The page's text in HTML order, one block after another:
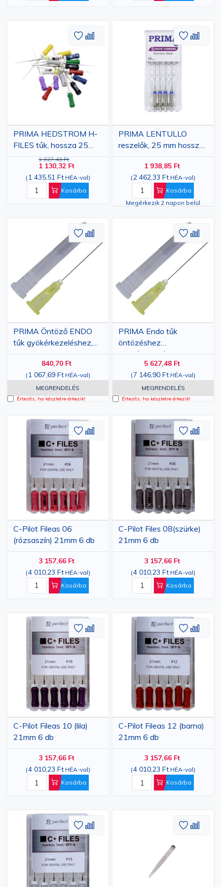
PRIMA HEDSTROM H-
FILES tűk, hossza 25
mm, 6 db
1 130,32 Ft
1 327,43 Ft
( 1 435,51 Ft HÉA-val)
Kosárba
Hozzáadás
kívánságlistához
Hozzáadás
összehasonlításhoz
PRIMA LENTULLO
reszelők, 25 mm hosszú,
4 darab
1 938,85 Ft
(2 462,33 Ft HÉA-val)
Kosárba
Megérkezik 2 napon belül
PRIMA Öntöző ENDO
tűk gyökérkezeléshez,
10 darab
840,70 Ft
( 1 067,69 Ft HÉA-val)
MEGRENDELÉS
Hozzáadás
kívánságlistához
Hozzáadás
az
összehasonlításhoz
Értesíts, ha készletre érkezik!
PRIMA Endo tűk
öntözéshez
gyökérkezeléshez, 100
5 627,48 Ft
(7 146,90 Ft HÉA-val)
MEGRENDELÉS
az
Értesíts, ha készletre érkezik!
C-Pilot Fileas 06
(rózsaszín) 21mm 6 db
3 157,66 Ft
(4 010,23 Ft HÉA-val)
Kosárba
Hozzáadás
a
kívánságlistához
Hozzáadás
összehasonlításhoz
C-Pilot Files 08(szürke)
21mm 6 db
3 157,66 Ft
(4 010,23 Ft HÉA-val)
Kosárba
a
C-Pilot Fileas 10 (lila)
21mm 6 db
3 157,66 Ft
(4 010,23 Ft HÉA-val)
Kosárba
Hozzáadás
a
kívánságlistához
Hozzáadás
összehasonlításhoz
C-Pilot Fileas 12 (barna)
21mm 6 db
3 157,66 Ft
(4 010,23 Ft HÉA-val)
Kosárba
a
Hozzáadás
a
kívánságlistához
Hozzáadás
összehasonlításhoz